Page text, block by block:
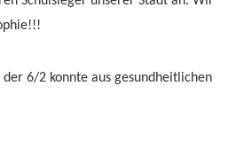
6/2 konnte aus gesundheitlichen